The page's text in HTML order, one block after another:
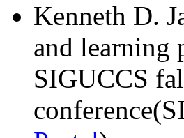
Kenneth D.
and learning
SIGUCCS